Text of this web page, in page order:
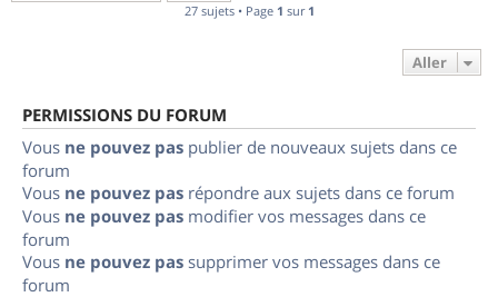
27 sujets • Page 1 sur 1
Aller
PERMISSIONS DU FORUM
Vous ne pouvez pas publier de nouveaux sujets dans ce
forum
Vous ne pouvez pas répondre aux sujets dans ce forum
Vous ne pouvez pas modifier vos messages dans ce
forum
Vous ne pouvez pas supprimer vos messages dans ce
forum